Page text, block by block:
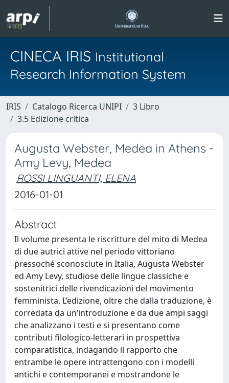
CINECA IRIS Institutional
Research Information System
IRIS Catalogo Ricerca UNIPI
3 Libro
3.5 Edizione critica
Augusta Webster, Medea in Athens -
Amy Levy, Medea
ROSSI LINGUANTI, ELENA
2016-01-01
Abstract
Il volume presenta le riscritture del mito di Medea
di due autrici attive nel periodo vittoriano
pressoché sconosciute in Italia, Augusta Webster
ed Amy Levy, studiose delle lingue classiche e
sostenitrici delle rivendicazioni del movimento
femminista. L’edizione, oltre che dalla traduzione, è
corredata da un’introduzione e da due ampi saggi
che analizzano i testi e si presentano come
contributi filologico-letterari in prospettiva
comparatistica, indagando il rapporto che
entrambe le opere intrattengono con i modelli
antichi e contemporanei e mostrandone le